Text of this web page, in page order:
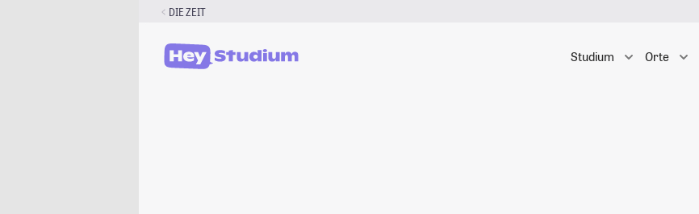
DIE ZEIT
Studium Orte